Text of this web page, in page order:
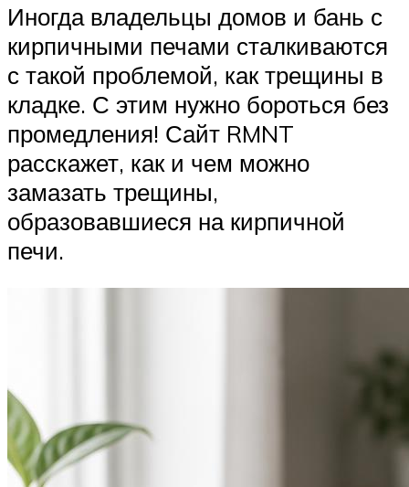
Иногда владельцы домов и бань с
кирпичными печами сталкиваются
с такой проблемой, как трещины в
кладке. С этим нужно бороться без
промедления! Сайт RMNT
расскажет, как и чем можно
замазать трещины,
образовавшиеся на кирпичной
печи.